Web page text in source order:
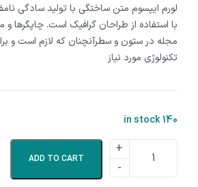
rating
لورم ایپسوم متن ساختگی با تولید سادگی
با استفاده از طراحان گرافیک است. چاپگرها و
مجله در ستون و سطرآنچنان که لازم است و
تکنولوژی مورد نیاز
140 in stock
ADD TO CART